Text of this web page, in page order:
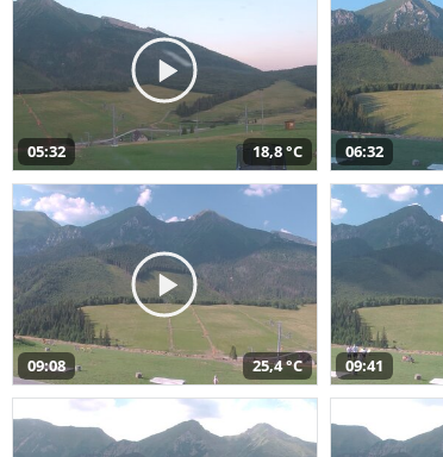
05:32 18,8 °C 06:32
09:08 25,4 °C 09:41